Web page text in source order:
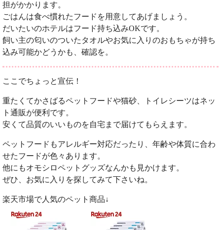
担がかかります。
ごはんは食べ慣れたフードを用意してあげましょう。
だいたいのホテルはフード持ち込みOKです。
飼い主の匂いのついたタオルやお気に入りのおもちゃが持ち
込み可能かどうかも、確認を。
ここでちょっと宣伝！
重たくてかさばるペットフードや猫砂、トイレシーツはネッ
ト通販が便利です。
安くて品質のいいものを自宅まで届けてもらえます。
ペットフードもアレルギー対応だったり、年齢や体質に合わ
せたフードが色々あります。
他にもオモシロペットグッズなんかも見かけます。
ぜひ、お気に入りを探してみて下さいね。
楽天市場で人気のペット商品↓